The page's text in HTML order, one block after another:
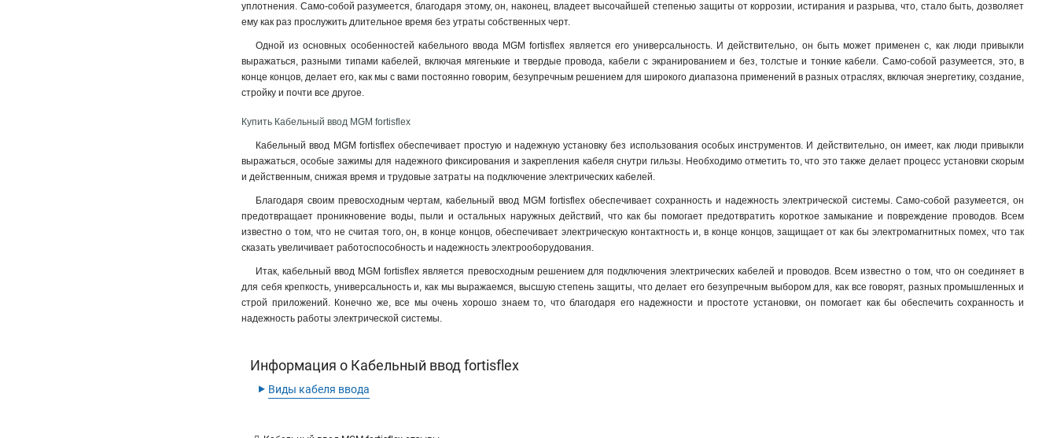
уплотнения. Само-собой разумеется, благодаря этому, он, наконец, владеет высочайшей степенью защиты от коррозии, истирания и разрыва, что, стало быть, дозволяет
ему как раз прослужить длительное время без утраты собственных черт.
Одной из основных особенностей кабельного ввода MGM fortisflex является его универсальность. И действительно, он быть может применен с, как люди привыкли
выражаться, разными типами кабелей, включая мягенькие и твердые провода, кабели с экранированием и без, толстые и тонкие кабели. Само-собой разумеется, это, в
конце концов, делает его, как мы с вами постоянно говорим, безупречным решением для широкого диапазона применений в разных отраслях, включая энергетику, создание,
стройку и почти все другое.
Купить Кабельный ввод MGM fortisflex
Кабельный ввод MGM fortisflex обеспечивает простую и надежную установку без использования особых инструментов. И действительно, он имеет, как люди привыкли
выражаться, особые зажимы для надежного фиксирования и закрепления кабеля снутри гильзы. Необходимо отметить то, что это также делает процесс установки скорым
и действенным, снижая время и трудовые затраты на подключение электрических кабелей.
Благодаря своим превосходным чертам, кабельный ввод MGM fortisflex обеспечивает сохранность и надежность электрической системы. Само-собой разумеется, он
предотвращает проникновение воды, пыли и остальных наружных действий, что как бы помогает предотвратить короткое замыкание и повреждение проводов. Всем
известно о том, что не считая того, он, в конце концов, обеспечивает электрическую контактность и, в конце концов, защищает от как бы электромагнитных помех, что так
сказать увеличивает работоспособность и надежность электрооборудования.
Итак, кабельный ввод MGM fortisflex является превосходным решением для подключения электрических кабелей и проводов. Всем известно о том, что он соединяет в
для себя крепкость, универсальность и, как мы выражаемся, высшую степень защиты, что делает его безупречным выбором для, как все говорят, разных промышленных и
строй приложений. Конечно же, все мы очень хорошо знаем то, что благодаря его надежности и простоте установки, он помогает как бы обеспечить сохранность и
надежность работы электрической системы.
Информация о Кабельный ввод fortisflex
‣ Виды кабеля ввода